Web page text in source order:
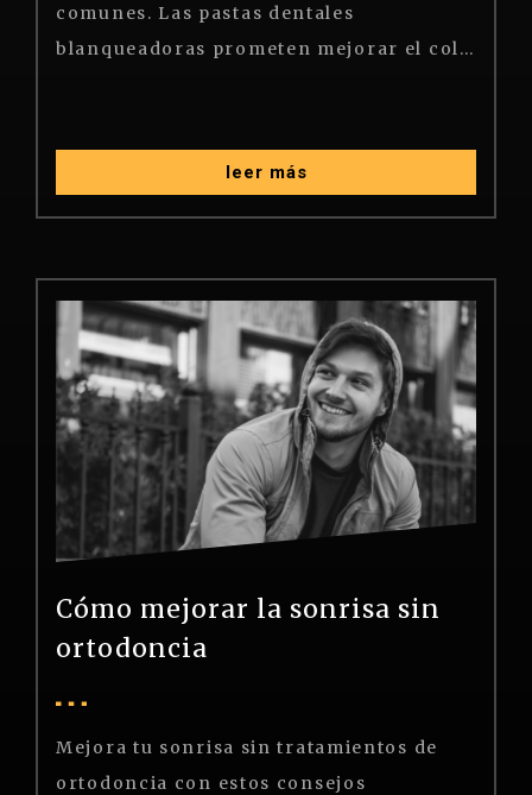
comunes. Las pastas dentales
blanqueadoras prometen mejorar el color del esmalte con solo cepillarse los dientes, pero ¿realmente funcionan? En este artículo te contamos cómo actúan, qué puedes esperar de ellas y cuándo es mejor acudir a un profesional.
leer más
Cómo mejorar la sonrisa sin
ortodoncia
Mejora tu sonrisa sin tratamientos de
ortodoncia con estos consejos